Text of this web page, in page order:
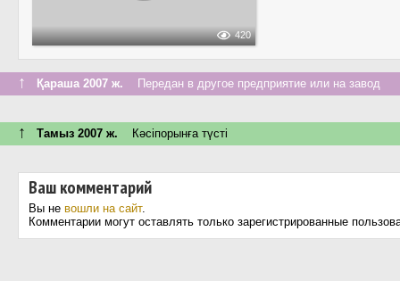
420
↑ Қараша 2007 ж. Передан в другое предприятие или на завод
↑ Тамыз 2007 ж. Кәсіпорынға түсті
Ваш комментарий
Вы не вошли на сайт.
Комментарии могут оставлять только зарегистрированные